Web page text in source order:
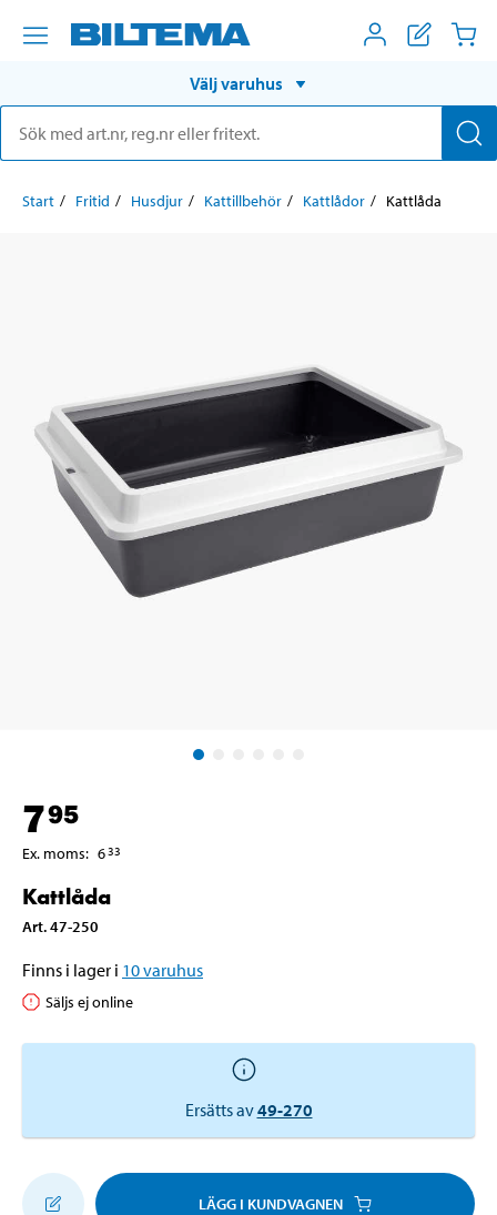
Välj varuhus
Start Fritid Husdjur Kattillbehör Kattlådor Kattlåda
795
Ex. moms: 633
Kattlåda
Art.47-250
Finns i lager i 10varuhus
Säljs ej online
Ersätts av49-270
LÄGG I KUNDVAGNEN